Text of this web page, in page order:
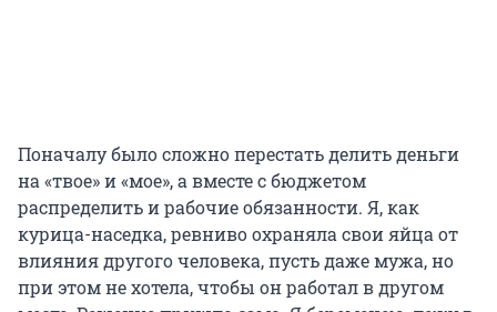
Поначалу было сложно перестать делить деньги
на «твое» и «мое», а вместе с бюджетом
распределить и рабочие обязанности. Я, как
курица-наседка, ревниво охраняла свои яйца от
влияния другого человека, пусть даже мужа, но
при этом не хотела, чтобы он работал в другом